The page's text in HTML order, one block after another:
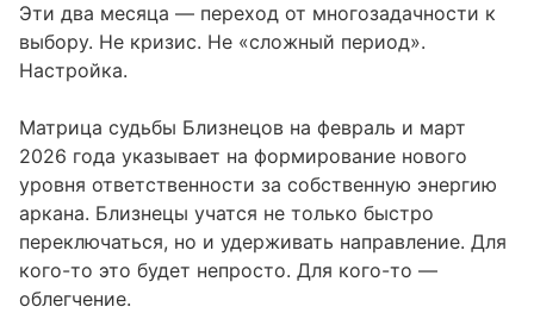
Эти два месяца — переход от многозадачности к
выбору. Не кризис. Не «сложный период».
Настройка.
Матрица судьбы Близнецов на февраль и март
2026 года указывает на формирование нового
уровня ответственности за собственную энергию
аркана. Близнецы учатся не только быстро
переключаться, но и удерживать направление. Для
кого-то это будет непросто. Для кого-то —
облегчение.